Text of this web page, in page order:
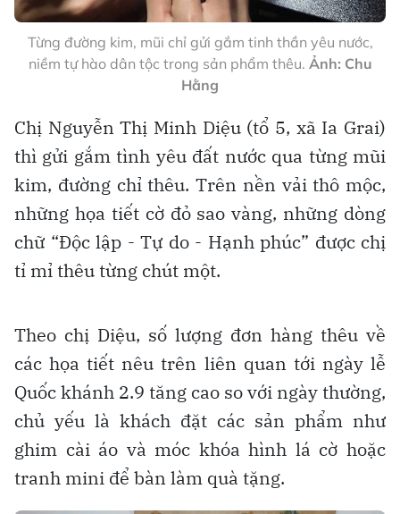
Từng đường kim, mũi chỉ gửi gắm tinh thần yêu nước,
niềm tự hào dân tộc trong sản phẩm thêu. Ảnh: Chu
Hằng
Chị Nguyễn Thị Minh Diệu (tổ 5, xã Ia Grai)
thì gửi gắm tình yêu đất nước qua từng mũi
kim, đường chỉ thêu. Trên nền vải thô mộc,
những họa tiết cờ đỏ sao vàng, những dòng
chữ “Độc lập - Tự do - Hạnh phúc” được chị
tỉ mỉ thêu từng chút một.
Theo chị Diệu, số lượng đơn hàng thêu về
các họa tiết nêu trên liên quan tới ngày lễ
Quốc khánh 2.9 tăng cao so với ngày thường,
chủ yếu là khách đặt các sản phẩm như
ghim cài áo và móc khóa hình lá cờ hoặc
tranh mini để bàn làm quà tặng.